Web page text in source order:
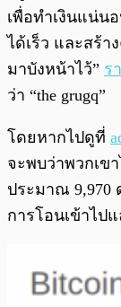
เพื่อทำเงินแน่น
ได้เร็ว และสร้า
มาบังหน้าไว้” ร
ว่า “the grugq”
โดยหากไปดูที่
จะพบว่าพวกเข
ประมาณ 9,970
การโอนเข้าไป